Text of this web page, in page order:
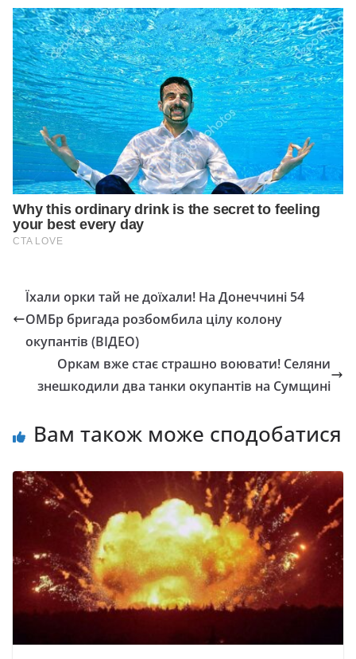
Їхали орки тай не доїхали! На Донеччині 54
ОМБр бригада розбомбила цілу колону
окупантів (ВІДЕО)
Оркам вже стає страшно воювати! Селяни
знешкодили два танки окупантів на Сумщині
Вам також може сподобатися